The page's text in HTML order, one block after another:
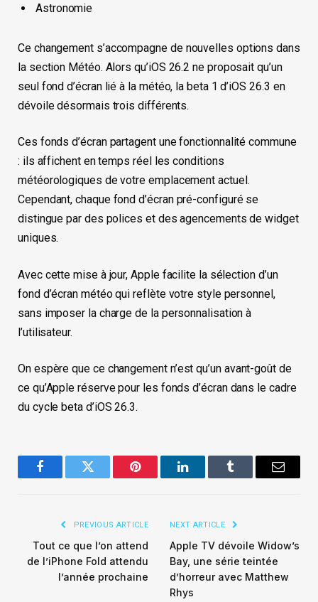
Astronomie
Ce changement s’accompagne de nouvelles options dans
la section Météo. Alors qu’iOS 26.2 ne proposait qu’un
seul fond d’écran lié à la météo, la beta 1 d’iOS 26.3 en
dévoile désormais trois différents.
Ces fonds d’écran partagent une fonctionnalité commune
: ils affichent en temps réel les conditions
météorologiques de votre emplacement actuel.
Cependant, chaque fond d’écran pré-configuré se
distingue par des polices et des agencements de widget
uniques.
Avec cette mise à jour, Apple facilite la sélection d’un
fond d’écran météo qui reflète votre style personnel,
sans imposer la charge de la personnalisation à
l’utilisateur.
On espère que ce changement n’est qu’un avant-goût de
ce qu’Apple réserve pour les fonds d’écran dans le cadre
du cycle beta d’iOS 26.3.
FacebookTwitter Pinterest LinkedInTumblr Email
PREVIOUS ARTICLE
Tout ce que l’on attend
de l’iPhone Fold attendu
l’année prochaine
NEXT ARTICLE
Apple TV dévoile Widow’s
Bay, une série teintée
d’horreur avec Matthew
Rhys